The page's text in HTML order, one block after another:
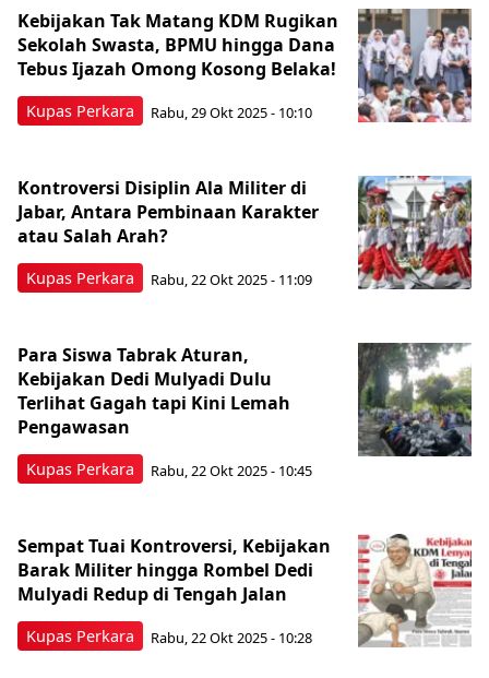
Kupas Perkara
Kebijakan Tak Matang KDM Rugikan
Sekolah Swasta, BPMU hingga Dana
Tebus Ijazah Omong Kosong Belaka!
Rabu, 29 Okt 2025 - 10:10
Kupas Perkara
Kontroversi Disiplin Ala Militer di
Jabar, Antara Pembinaan Karakter
atau Salah Arah?
Rabu, 22 Okt 2025 - 11:09
Kupas Perkara
Para Siswa Tabrak Aturan,
Kebijakan Dedi Mulyadi Dulu
Terlihat Gagah tapi Kini Lemah
Pengawasan
Rabu, 22 Okt 2025 - 10:45
Kupas Perkara
Sempat Tuai Kontroversi, Kebijakan
Barak Militer hingga Rombel Dedi
Mulyadi Redup di Tengah Jalan
Rabu, 22 Okt 2025 - 10:28